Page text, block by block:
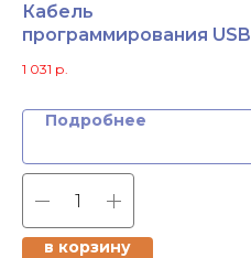
Кабель
программирования USB
1 031 р.
Подробнее
в корзину